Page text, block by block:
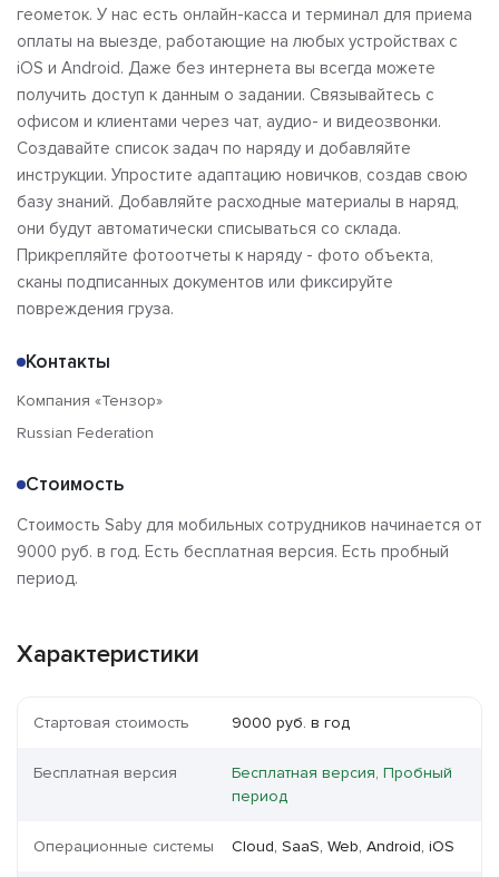
геометок. У нас есть онлайн-касса и терминал для приема
оплаты на выезде, работающие на любых устройствах с
iOS и Android. Даже без интернета вы всегда можете
получить доступ к данным о задании. Связывайтесь с
офисом и клиентами через чат, аудио- и видеозвонки.
Создавайте список задач по наряду и добавляйте
инструкции. Упростите адаптацию новичков, создав свою
базу знаний. Добавляйте расходные материалы в наряд,
они будут автоматически списываться со склада.
Прикрепляйте фотоотчеты к наряду - фото объекта,
сканы подписанных документов или фиксируйте
повреждения груза.
Контакты
Компания «Тензор»
Russian Federation
Стоимость
Стоимость Saby для мобильных сотрудников начинается от
9000 руб. в год. Есть бесплатная версия. Есть пробный
период.
Характеристики
Стартовая стоимость 9000 руб. в год
Бесплатная версия
Бесплатная версия, Пробный
период
Операционные системы Cloud, SaaS, Web, Android, iOS